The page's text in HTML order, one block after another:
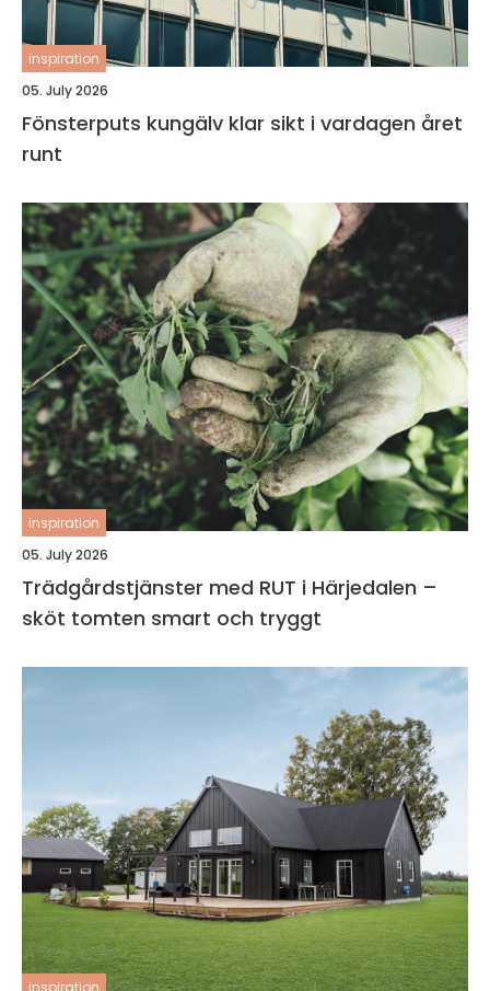
inspiration
05. July 2026
Fönsterputs kungälv klar sikt i vardagen året
runt
inspiration
05. July 2026
Trädgårdstjänster med RUT i Härjedalen –
sköt tomten smart och tryggt
inspiration